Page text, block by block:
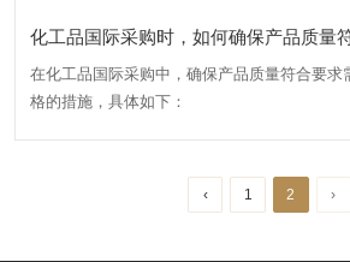
化工品国际采购时，如何确保产品质量
在化工品国际采购中，确保产品质量符合要求
格的措施，具体如下：
‹ 1 2 ›